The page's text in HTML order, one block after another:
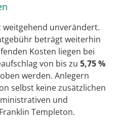
unverändert.
beträgt weiterhin
Kosten liegen bei
von bis zu5,75 %
werden. Anlegern
selbst keine zusätzlichen
und
Templeton.